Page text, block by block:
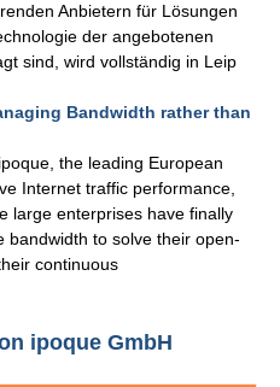
Anbietern für Lösungen
der angebotenen
sind, wird vollständig in Leip
Bandwidth rather than
the leading European
Internet traffic performance,
large enterprises have finally
bandwidth to solve their open-
continuous
ipoque GmbH